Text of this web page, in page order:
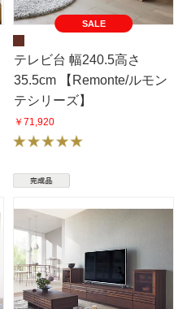
SALE
テレビ台 幅240.5高さ
35.5cm 【Remonte/ルモン
テシリーズ】
￥71,920